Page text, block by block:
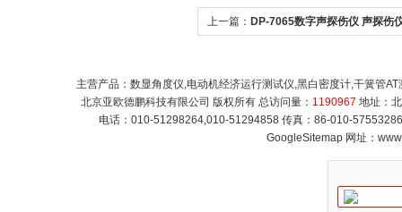
器
上一篇： DP-7065数字声探伤仪 声探伤
主营产品：数显角度仪,电动机经济运行测试仪,黑白密度计,干簧管
北京亚欧德鹏科技有限公司 版权所有 总访问量： 1190967 地址：
电话：010-51298264,010-51294858 传真：86-010-
GoogleSitemap网址：